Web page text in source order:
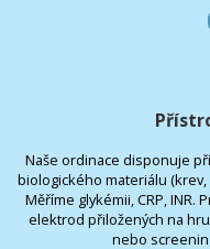
Naše ordinace disponuje
biologického materiálu
Měříme glykémii, CRP, INR.
elektrod přiložených na
nebo